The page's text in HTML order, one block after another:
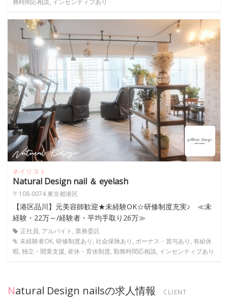
務時間応相談, インセンティブあり
ネイリスト
Natural Design nail ＆ eyelash
〒108-0074 東京都港区
【港区品川】元美容師歓迎★未経験OK☆研修制度充実♪ ≪未
経験・22万～/経験者・平均手取り26万≫
正社員, アルバイト, 業務委託
未経験者OK, 研修制度あり, 社会保険あり, ボーナス・賞与あり, 有給休
暇, 独立・開業支援, 産休・育休制度, 勤務時間応相談, インセンティブあり
Natural Design nailsの求人情報 CLIENT